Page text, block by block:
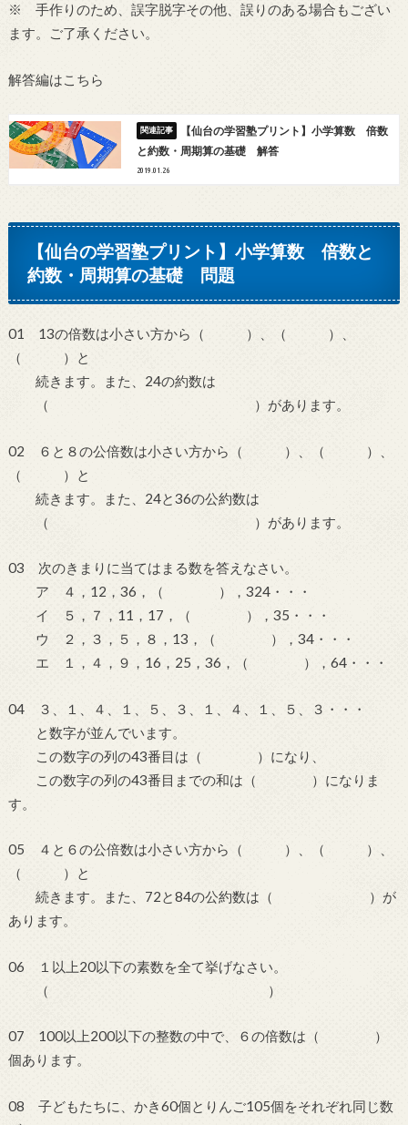
※ 手作りのため、誤字脱字その他、誤りのある場合もござい
ます。ご了承ください。
解答編はこちら
【仙台の学習塾プリント】小学算数 倍数
と約数・周期算の基礎 解答
2019.01.26
【仙台の学習塾プリント】小学算数 倍数と
約数・周期算の基礎 問題
01 13の倍数は小さい方から（ ）、（ ）、
（ ）と
続きます。また、24の約数は
（ ）があります。
02 ６と８の公倍数は小さい方から（ ）、（ ）、
（ ）と
続きます。また、24と36の公約数は
（ ）があります。
03 次のきまりに当てはまる数を答えなさい。
ア ４，12，36，（ ），324・・・
イ ５，７，11，17，（ ），35・・・
ウ ２，３，５，８，13，（ ），34・・・
エ １，４，９，16，25，36，（ ），64・・・
04 ３、１、４、１、５、３、１、４、１、５、３・・・
と数字が並んでいます。
この数字の列の43番目は（ ）になり、
この数字の列の43番目までの和は（ ）になりま
す。
05 ４と６の公倍数は小さい方から（ ）、（ ）、
（ ）と
続きます。また、72と84の公約数は（ ）が
あります。
06 １以上20以下の素数を全て挙げなさい。
（ ）
07 100以上200以下の整数の中で、６の倍数は（ ）
個あります。
08 子どもたちに、かき60個とりんご105個をそれぞれ同じ数